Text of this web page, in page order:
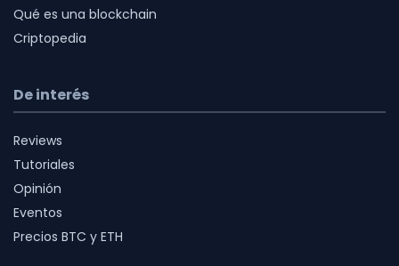
Qué es una blockchain
Criptopedia
De interés
Reviews
Tutoriales
Opinión
Eventos
Precios BTC y ETH